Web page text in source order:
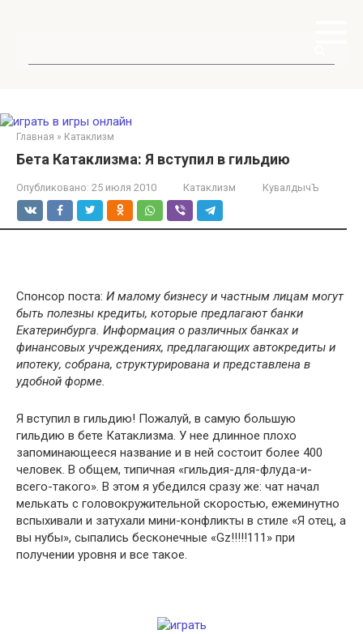
Главная » Катаклизм
Бета Катаклизма: Я вступил в гильдию
Опубликовано: 25 июля 2010 Катаклизм КувалдычЪ
Спонсор поста: И малому бизнесу и частным лицам могут
быть полезны кредиты, которые предлагают банки
Екатеринбурга. Информация о различных банках и
финансовых учреждениях, предлагающих автокредиты и
ипотеку, собрана, структурирована и представлена в
удобной форме.
Я вступил в гильдию! Пожалуй, в самую большую
гильдию в бете Катаклизма. У нее длинное плохо
запоминающееся название и в ней состоит более 400
человек. В общем, типичная «гильдия-для-флуда-и-
всего-такого». В этом я убедился сразу же: чат начал
мелькать с головокружительной скоростью, ежеминутно
вспыхивали и затухали мини-конфликты в стиле «Я отец, а
вы нубы», сыпались бесконечные «Gz!!!!!111» при
получении уровня и все такое.